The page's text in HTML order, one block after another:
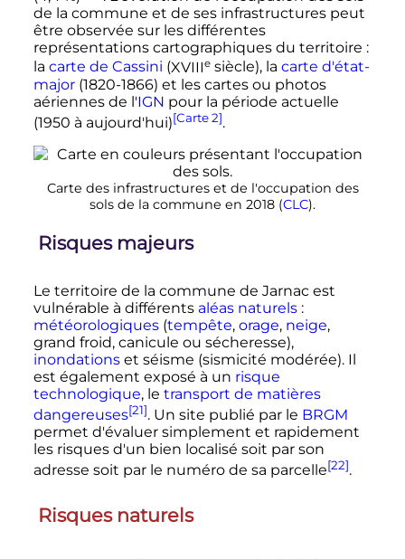
de la commune et de ses infrastructures peut
être observée sur les différentes
représentations cartographiques du territoire :
la carte de Cassini (XVIIIe siècle), la carte d'état-
major(1820-1866) et les cartes ou photos
aériennes de l'IGN pour la période actuelle
(1950 à aujourd'hui)[Carte 2].
Carte des infrastructures et de l'occupation des
sols de la commune en 2018 (CLC).
Risques majeurs
Le territoire de la commune de Jarnac est
vulnérable à différents aléas naturels :
météorologiques(tempête, orage, neige,
grand froid, canicule ou sécheresse),
inondationset séisme (sismicité modérée). Il
est également exposé à un risque
technologique, le transport de matières
dangereuses[21]. Un site publié par le BRGM
permet d'évaluer simplement et rapidement
les risques d'un bien localisé soit par son
adresse soit par le numéro de sa parcelle[22].
Risques naturels